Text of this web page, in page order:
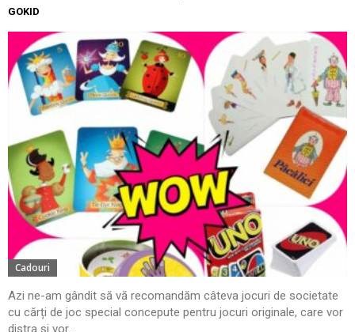
GOKID
Cadouri
Azi ne-am gândit să vă recomandăm câteva jocuri de societate
cu cărți de joc special concepute pentru jocuri originale, care vor